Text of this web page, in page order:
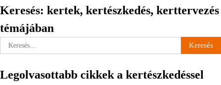
Keresés: kertek, kertészkedés, kerttervezés
témájában
Keresés:
Legolvasottabb cikkek a kertészkedéssel